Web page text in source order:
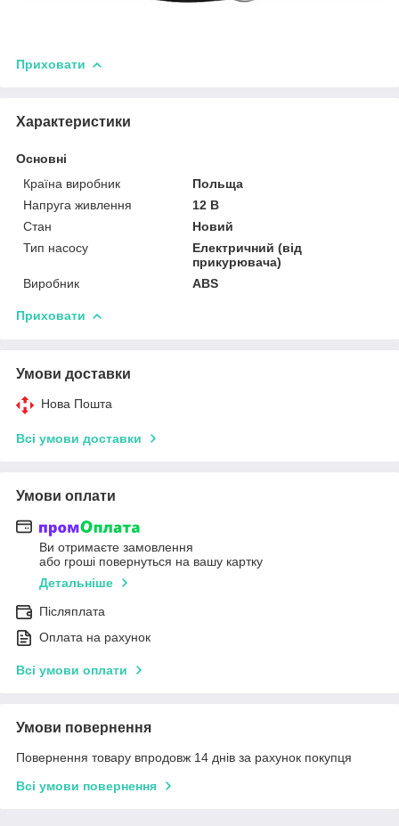
Приховати
Характеристики
Основні
Країна виробник
Польща
Напруга живлення
12 В
Стан
Новий
Тип насосу
Електричний (від
прикурювача)
Виробник
ABS
Приховати
Умови доставки
Нова Пошта
Всі умови доставки
Умови оплати
Ви отримаєте замовлення
або гроші повернуться на вашу картку
Детальніше
Післяплата
Оплата на рахунок
Всі умови оплати
Умови повернення
Повернення товару впродовж 14 днів за рахунок покупця
Всі умови повернення